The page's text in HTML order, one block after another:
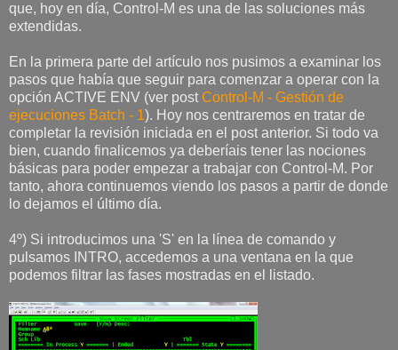
que, hoy en día, Control-M es una de las soluciones más
extendidas.
En la primera parte del artículo nos pusimos a examinar los
pasos que había que seguir para comenzar a operar con la
opción ACTIVE ENV (ver post Control-M - Gestión de
ejecuciones Batch - 1). Hoy nos centraremos en tratar de
completar la revisión iniciada en el post anterior. Si todo va
bien, cuando finalicemos ya deberíais tener las nociones
básicas para poder empezar a trabajar con Control-M. Por
tanto, ahora continuemos viendo los pasos a partir de donde
lo dejamos el último día.
4º) Si introducimos una 'S' en la línea de comando y
pulsamos INTRO, accedemos a una ventana en la que
podemos filtrar las fases mostradas en el listado.